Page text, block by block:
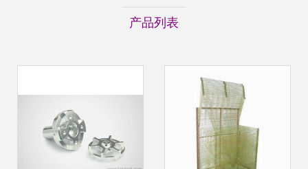
产品列表